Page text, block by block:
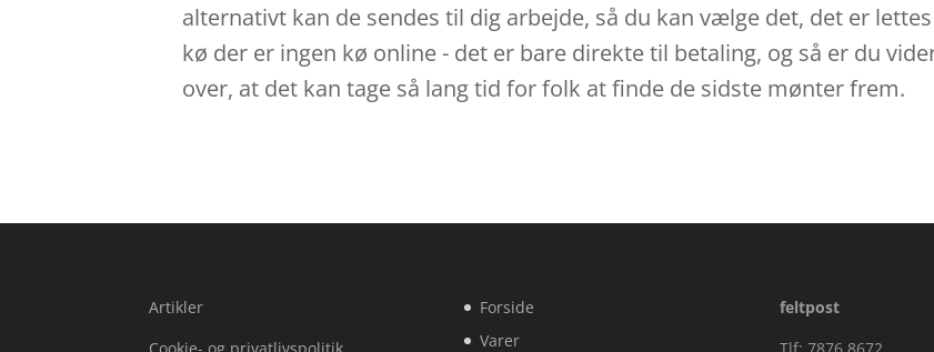
alternativt kan de sendes til dig arbejde, så du kan vælge det, det er
kø der er ingen kø online - det er bare direkte til betaling, og så er du
over, at det kan tage så lang tid for folk at finde de sidste mønter frem.
Artikler
Forside
Varer
feltpost